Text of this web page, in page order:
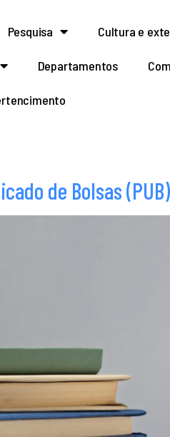
Pesquisa Cultura e
Departamentos
de Bolsas